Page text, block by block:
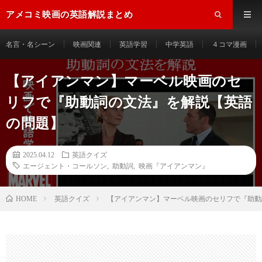
アメコミ映画の英語解説まとめ
名言・名シーン 映画関連 英語学習 中学英語 ４コマ漫画
【アイアンマン】マーベル映画のセ
リフで『助動詞の文法』を解説【英語
の問題】
2025.04.12
英語クイズ
エージェント・コールソン
助動詞 映画『アイアンマン』
HOME 英語クイズ 【アイアンマン】マーベル映画のセリフで『助